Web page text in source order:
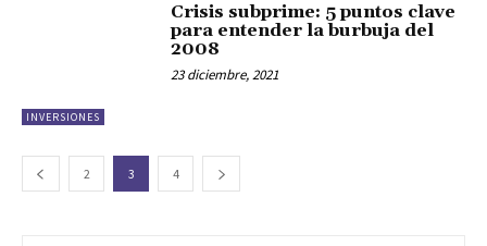
INVERSIONES
Crisis subprime: 5 puntos clave
para entender la burbuja del
2008
23 diciembre, 2021
2 3 4